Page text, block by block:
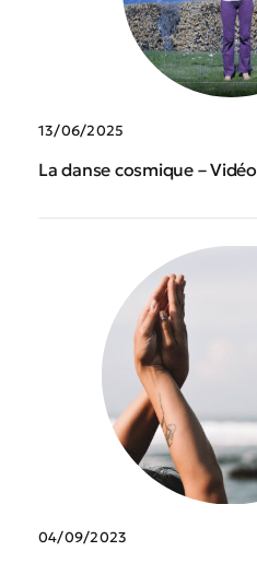
13/06/2025
La danse cosmique – Vidéo
04/09/2023